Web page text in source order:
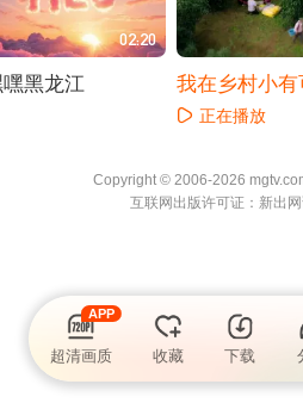
02:20
黑龙江 我在乡村小有
正在播放
Copyright © 2006-2026
互联网出版许可证：新出
APP
超清画质 收藏 下载